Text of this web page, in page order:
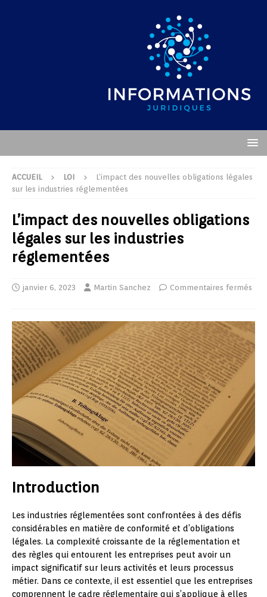
ACCUEIL LOI
L’impact des nouvelles obligations légales
sur les industries réglementées
L’impact des nouvelles obligations
légales sur les industries
réglementées
janvier 6, 2023 Martin Sanchez Commentaires fermés
Introduction
Les industries réglementées sont confrontées à des défis
considérables en matière de conformité et d’obligations
légales. La complexité croissante de la réglementation et
des règles qui entourent les entreprises peut avoir un
impact significatif sur leurs activités et leurs processus
métier. Dans ce contexte, il est essentiel que les entreprises
comprennent le cadre réglementaire qui s’applique à elles